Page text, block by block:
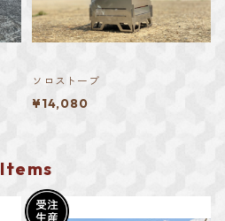
ソロストーブ
¥14,080
Items